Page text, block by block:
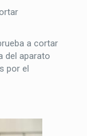
a cortar
del aparato
por el